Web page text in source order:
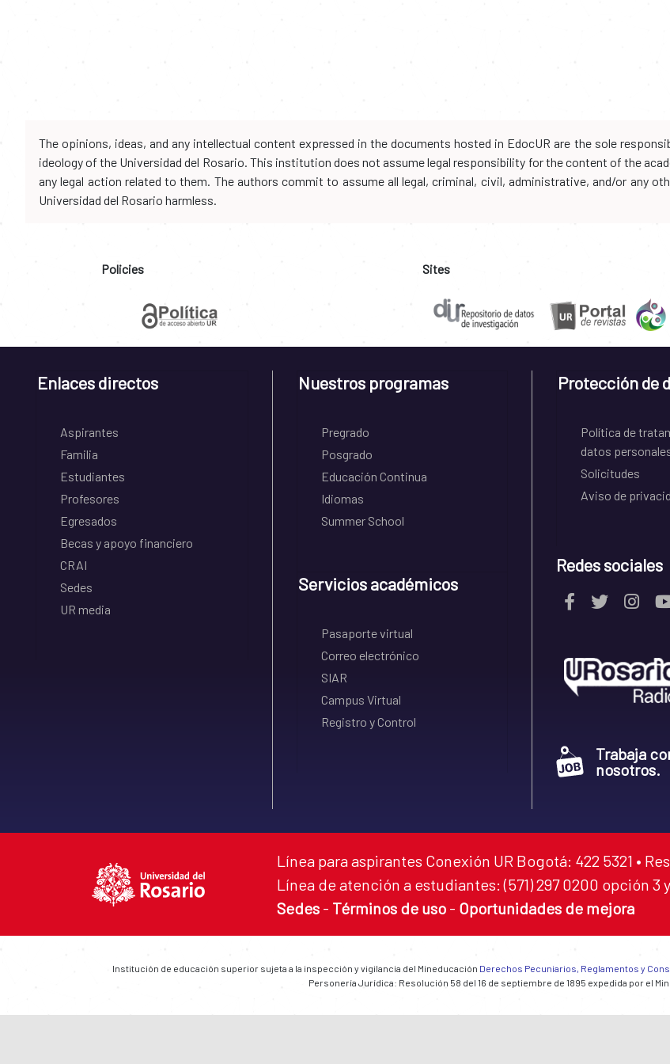
The opinions, ideas, and any intellectual content expressed in the documents hosted in EdocUR are the sole
ideology of the Universidad del Rosario. This institution does not assume legal responsibility for the content of the
any legal action related to them. The authors commit to assume all legal, criminal, civil, administrative, and/or any
Universidad del Rosario harmless.
Policies Sites
Enlaces directos
Aspirantes
Familia
Estudiantes
Profesores
Egresados
Becas y apoyo financiero
CRAI
Sedes
UR media
Nuestros programas
Pregrado
Posgrado
Educación Continua
Idiomas
Summer School
Servicios académicos
Pasaporte virtual
Correo electrónico
SIAR
Campus Virtual
Registro y Control
Protección de
Política de
datos
Solicitudes
Aviso de
Redes sociales
Trabaja
nosotros.
Línea para aspirantes Conexión UR Bogotá: 422 5321 •
Línea de atención a estudiantes: (571) 297 0200 opción 3
Sedes - Términos de uso - Oportunidades de mejora
Institución de educación superior sujeta a la inspección y vigilancia del Mineducación Derechos Pecuniarios, Reglamentos y
Personería Jurídica: Resolución 58 del 16 de septiembre de 1895 expedida por el